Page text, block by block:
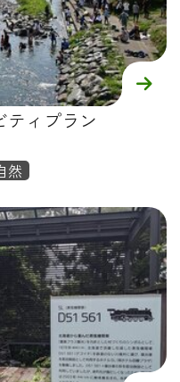
ティプラン
然